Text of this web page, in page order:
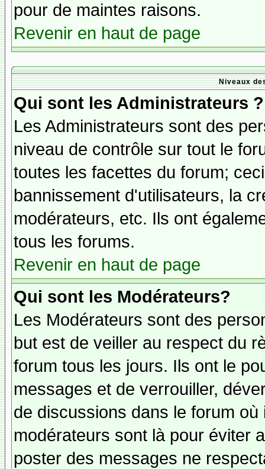
pour de maintes raisons.
Revenir en haut de page
Niveaux
Qui sont les Administrateurs ?
Les Administrateurs sont des
niveau de contrôle sur tout le
toutes les facettes du forum;
bannissement d'utilisateurs, la
modérateurs, etc. Ils ont
tous les forums.
Revenir en haut de page
Qui sont les Modérateurs?
Les Modérateurs sont des
but est de veiller au respect du
forum tous les jours. Ils ont le
messages et de verrouiller,
de discussions dans le forum
modérateurs sont là pour éviter
poster des messages ne